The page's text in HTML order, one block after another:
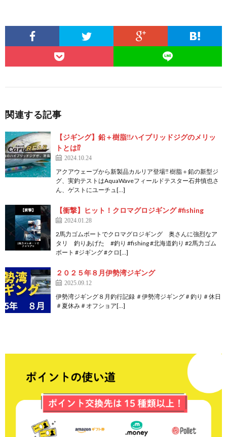
関連する記事
【ジギング】鉛＋樹脂‼ハイブリッドジグのメリッ
トとは⁉
2024.10.24
アクアウェーブから新製品カルリア登場‼ 樹脂＋鉛の新型ジ
グ、実釣テストはAquaWaveフィールドテスター石井慎也さ
ん、ゲストにユーチュ[…]
【衝撃】ヒット！クロマグロジギング #fishing
2024.01.28
2馬力ゴムボートでクロマグロジギング 奥さんに強烈なア
タリ 釣りあげた #釣り #fishing #北海道釣り #2馬力ゴム
ボート #ジギング #クロ[…]
２０２５年８月伊勢湾ジギング
2025.09.12
伊勢湾ジギング８月釣行記録 ＃伊勢湾ジギング＃釣り＃休日
＃夏休み＃オフショア[…]